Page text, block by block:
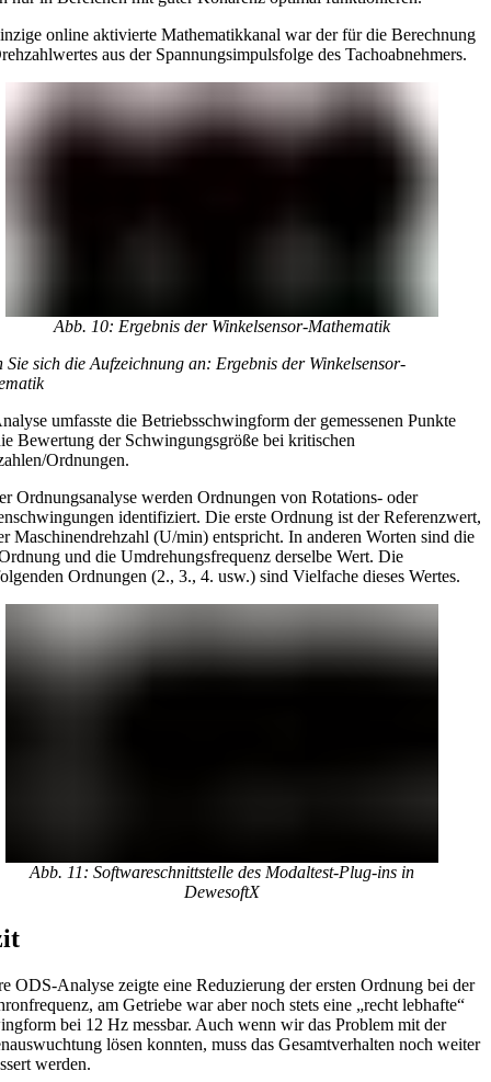
online aktivierte Mathematikkanal war der für die Berechnung
aus der Spannungsimpulsfolge des Tachoabnehmers.
Abb. 10: Ergebnis der Winkelsensor-Mathematik
Sie sich die Aufzeichnung an: Ergebnis der Winkelsensor-
umfasste die Betriebsschwingform der gemessenen Punkte
Bewertung der Schwingungsgröße bei kritischen
Ordnungen.
Ordnungsanalyse werden Ordnungen von Rotations- oder
identifiziert. Die erste Ordnung ist der Referenzwert,
Maschinendrehzahl (U/min) entspricht. In anderen Worten sind die
und die Umdrehungsfrequenz derselbe Wert. Die
Ordnungen (2., 3., 4. usw.) sind Vielfache dieses Wertes.
Abb. 11: Softwareschnittstelle des Modaltest-Plug-ins in
DewesoftX
ODS-Analyse zeigte eine Reduzierung der ersten Ordnung bei der
am Getriebe war aber noch stets eine „recht lebhafte“
bei 12 Hz messbar. Auch wenn wir das Problem mit der
lösen konnten, muss das Gesamtverhalten noch weiter
werden.